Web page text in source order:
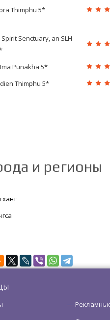
Thimphu 5*
Senctuary, an SLH
Punakha 5*
Thimphu 5*
и регионы